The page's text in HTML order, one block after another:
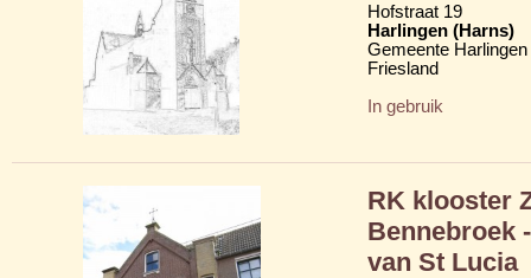
Hofstraat 19
Harlingen (Harns)
Gemeente Harlingen
Friesland
In gebruik
RK klooster
Bennebroek
van St Lucia